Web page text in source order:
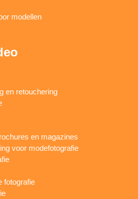
modellen
en retouchering
en magazines
voor modefotografie
fotografie